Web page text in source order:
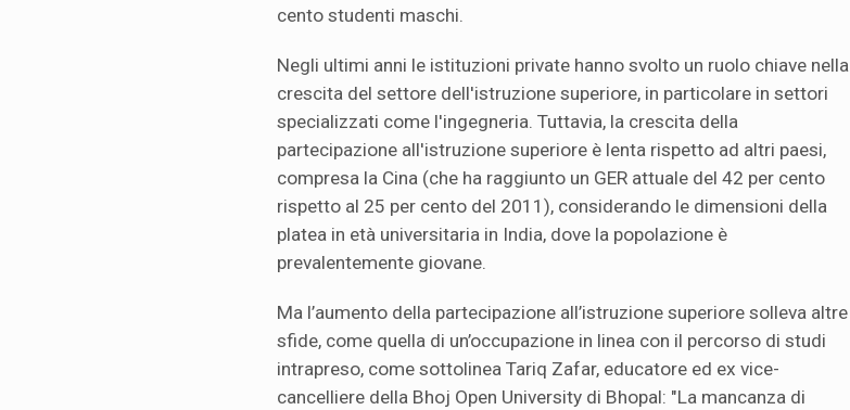
cento studenti maschi.
Negli ultimi anni le istituzioni private hanno svolto un ruolo chiave nella
crescita del settore dell'istruzione superiore, in particolare in settori
specializzati come l'ingegneria. Tuttavia, la crescita della
partecipazione all'istruzione superiore è lenta rispetto ad altri paesi,
compresa la Cina (che ha raggiunto un GER attuale del 42 per cento
rispetto al 25 per cento del 2011), considerando le dimensioni della
platea in età universitaria in India, dove la popolazione è
prevalentemente giovane.
Ma l’aumento della partecipazione all’istruzione superiore solleva altre
sfide, come quella di un’occupazione in linea con il percorso di studi
intrapreso, come sottolinea Tariq Zafar, educatore ed ex vice-
cancelliere della Bhoj Open University di Bhopal: "La mancanza di